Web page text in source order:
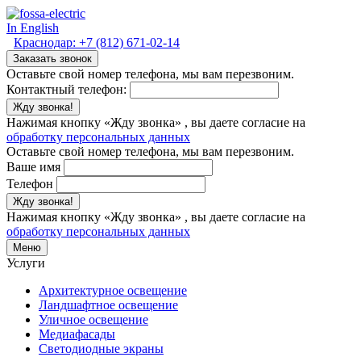
In English
Краснодар: +7 (812) 671-02-14
Заказать звонок
Оставьте свой номер телефона, мы вам перезвоним.
Контактный телефон:
Жду звонка!
Нажимая кнопку «Жду звонка» , вы даете согласие на
обработку персональных данных
Оставьте свой номер телефона, мы вам перезвоним.
Ваше имя
Телефон
Жду звонка!
Нажимая кнопку «Жду звонка» , вы даете согласие на
обработку персональных данных
Меню
Услуги
Архитектурное освещение
Ландшафтное освещение
Уличное освещение
Медиафасады
Светодиодные экраны